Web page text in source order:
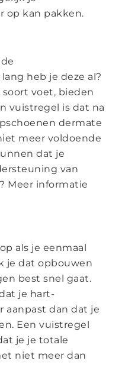
op kan pakken.
heb je deze al?
soort voet, bieden
vuistregel is dat na
dermate
meer voldoende
dat je
van
Meer informatie
als je eenmaal
je dat opbouwen
best snel gaat.
je hart-
aanpast dan dat je
Een vuistregel
je je totale
niet meer dan